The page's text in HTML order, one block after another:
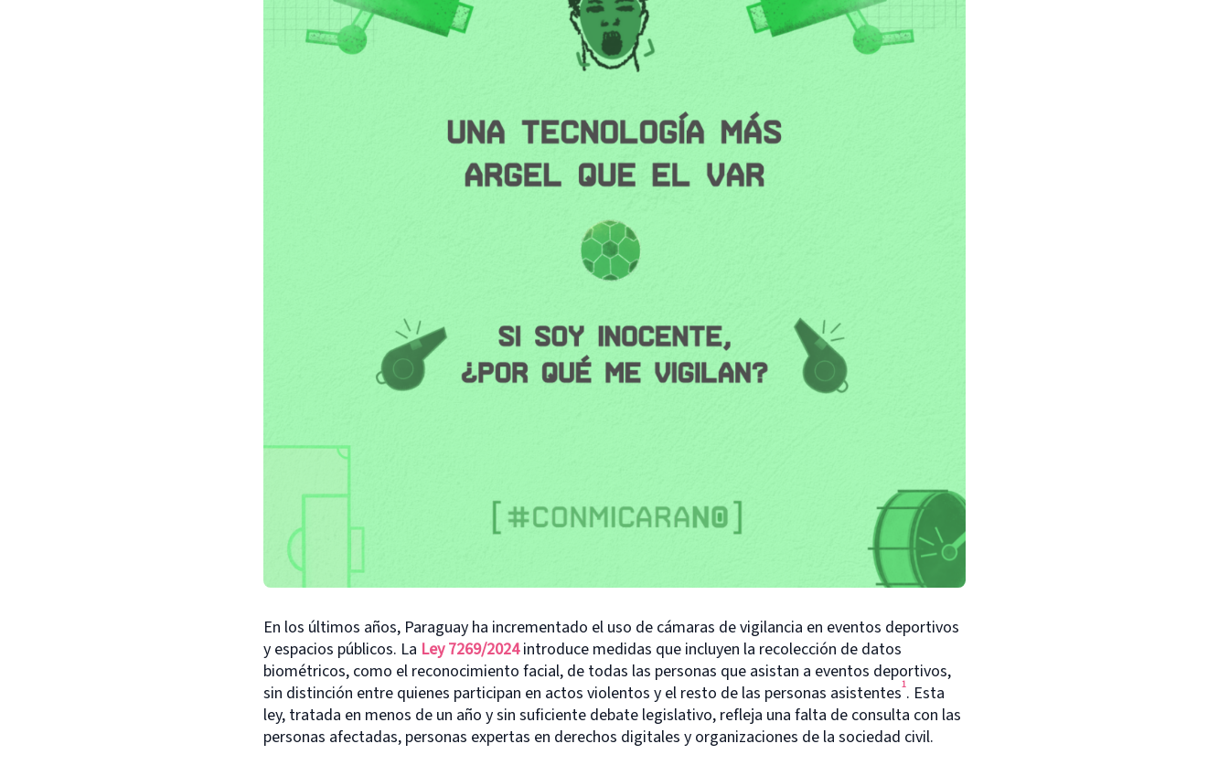
En los últimos años, Paraguay ha incrementado el uso de cámaras de vigilancia en eventos deportivos
y espacios públicos. La Ley 7269/2024introduce medidas que incluyen la recolección de datos
biométricos, como el reconocimiento facial, de todas las personas que asistan a eventos deportivos,
sin distinción entre quienes participan en actos violentos y el resto de las personas asistentes1. Esta
ley, tratada en menos de un año y sin suficiente debate legislativo, refleja una falta de consulta con las
personas afectadas, personas expertas en derechos digitales y organizaciones de la sociedad civil.